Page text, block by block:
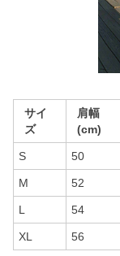
サイ
ズ
肩幅
(cm)
S 50
M 52
L 54
XL 56